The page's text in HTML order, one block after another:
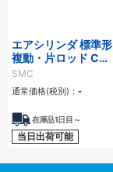
エアシリンダ 標準形
複動・片ロッド CJ2
シリーズ
SMC
通常価格(税別)： -
在庫品1日目～
当日出荷可能